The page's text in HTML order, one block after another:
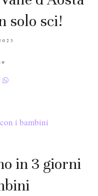
solo sci!
in 3 giorni